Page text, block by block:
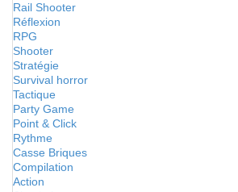
Rail Shooter
Réflexion
RPG
Shooter
Stratégie
Survival horror
Tactique
Party Game
Point & Click
Rythme
Casse Briques
Compilation
Action